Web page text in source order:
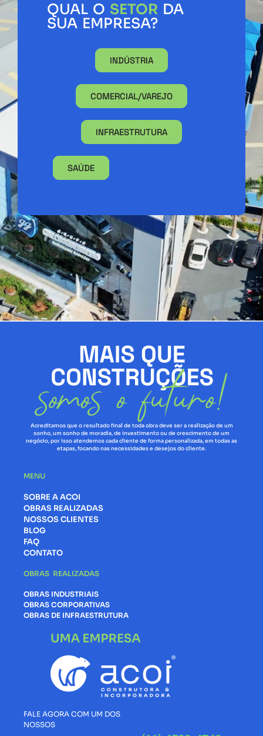
QUAL O SETOR DA
SUA EMPRESA?
INDÚSTRIA
COMERCIAL/VAREJO
INFRAESTRUTURA
SAÚDE
Acreditamos que o resultado final de toda obra deve ser a realização de um
sonho, um sonho de moradia, de investimento ou de crescimento de um
negócio, por isso atendemos cada cliente de forma personalizada, em todas as
etapas, focando nas necessidades e desejos do cliente.
MENU
SOBRE A ACOI
OBRAS REALIZADAS
NOSSOS CLIENTES
BLOG
FAQ
CONTATO
OBRAS REALIZADAS
OBRAS INDUSTRIAIS
OBRAS CORPORATIVAS
OBRAS DE INFRAESTRUTURA
FALE AGORA COM UM DOS
NOSSOS